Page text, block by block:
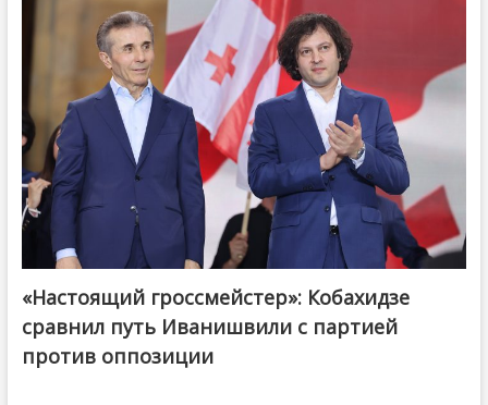
@ქართული ოცნება / Georgian Dream
«Настоящий гроссмейстер»: Кобахидзе
сравнил путь Иванишвили с партией
против оппозиции